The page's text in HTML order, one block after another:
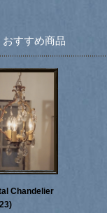
おすすめ商品
Chandelier